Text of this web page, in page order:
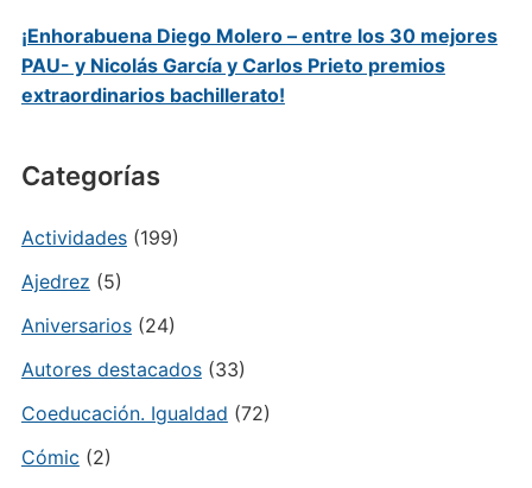
¡Enhorabuena Diego Molero – entre los 30 mejores
PAU- y Nicolás García y Carlos Prieto premios
extraordinarios bachillerato!
Categorías
Actividades(199)
Ajedrez (5)
Aniversarios(24)
Autores destacados(33)
Coeducación. Igualdad (72)
Cómic (2)